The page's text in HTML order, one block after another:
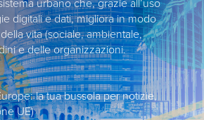
urbano che, grazie all’uso
digitali e dati, migliora in modo
vita (sociale, ambientale,
e delle organizzazioni.
la tua bussola per notizie,
UE)